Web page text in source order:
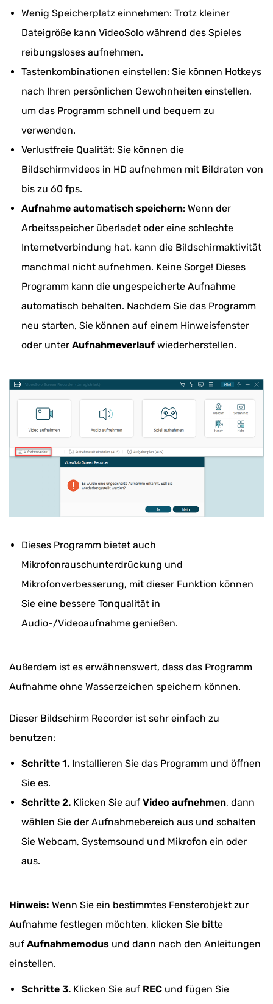
Wenig Speicherplatz einnehmen: Trotz kleiner
Dateigröße kann VideoSolo während des Spieles
reibungsloses aufnehmen.
Tastenkombinationen einstellen: Sie können Hotkeys
nach Ihren persönlichen Gewohnheiten einstellen,
um das Programm schnell und bequem zu
verwenden.
Verlustfreie Qualität: Sie können die
Bildschirmvideos in HD aufnehmen mit Bildraten von
bis zu 60 fps.
Aufnahme automatisch speichern: Wenn der
Arbeitsspeicher überladet oder eine schlechte
Internetverbindung hat, kann die Bildschirmaktivität
manchmal nicht aufnehmen. Keine Sorge! Dieses
Programm kann die ungespeicherte Aufnahme
automatisch behalten. Nachdem Sie das Programm
neu starten, Sie können auf einem Hinweisfenster
oder unter Aufnahmeverlauf wiederherstellen.
Dieses Programm bietet auch
Mikrofonrauschunterdrückung und
Mikrofonverbesserung, mit dieser Funktion können
Sie eine bessere Tonqualität in
Audio-/Videoaufnahme genießen.
Außerdem ist es erwähnenswert, dass das Programm
Aufnahme ohne Wasserzeichen speichern können.
Dieser Bildschirm Recorder ist sehr einfach zu
benutzen:
Schritte 1. Installieren Sie das Programm und öffnen
Sie es.
Schritte 2. Klicken Sie auf Video aufnehmen, dann
wählen Sie der Aufnahmebereich aus und schalten
Sie Webcam, Systemsound und Mikrofon ein oder
aus.
Hinweis: Wenn Sie ein bestimmtes Fensterobjekt zur
Aufnahme festlegen möchten, klicken Sie bitte
auf Aufnahmemodus und dann nach den Anleitungen
einstellen.
Schritte 3. Klicken Sie auf REC und fügen Sie